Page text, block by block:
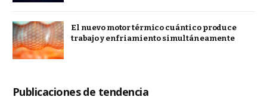
El nuevo motor térmico cuántico produce
trabajo y enfriamiento simultáneamente
Publicaciones de tendencia